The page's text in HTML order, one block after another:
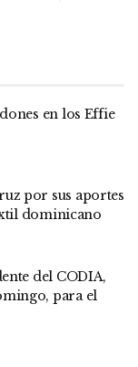
en los Effie
por sus aportes
dominicano
del CODIA,
para el